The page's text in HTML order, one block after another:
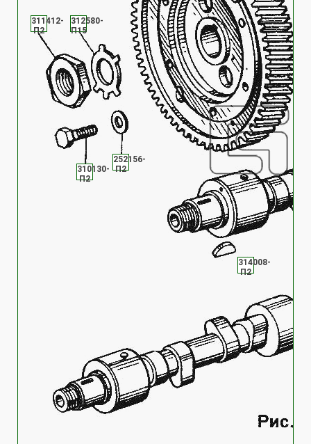
314008-
П2
252156-
П2
310130-
П2
311412-
П2
312580-
П15